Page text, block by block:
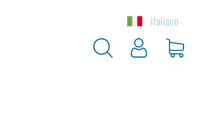
italiano